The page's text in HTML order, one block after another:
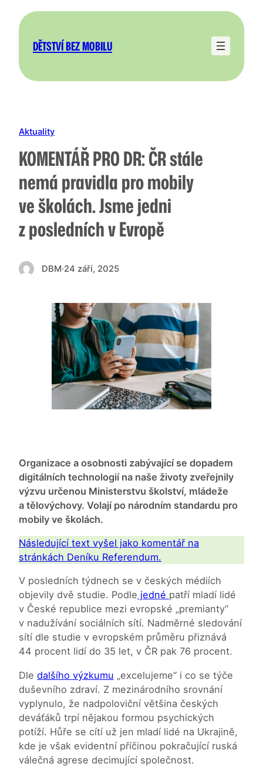
Přeskočit
DĚTSTVÍ BEZ MOBILU
Aktuality
KOMENTÁŘ PRO DR: ČR stále
nemá pravidla pro mobily
ve školách. Jsme jedni
z posledních v Evropě
DBM·24 září, 2025
Organizace a osobnosti zabývající se dopadem
digitálních technologií na naše životy zveřejnily
výzvu určenou Ministerstvu školství, mládeže
a tělovýchovy. Volají po národním standardu pro
mobily ve školách.
Následující text vyšel jako komentář na
stránkách Deníku Referendum.
V posledních týdnech se v českých médiích
objevily dvě studie. Podle jedné patří mladí lidé
v České republice mezi evropské „premianty“
v nadužívání sociálních sítí. Nadměrné sledování
sítí dle studie v evropském průměru přiznává
44 procent lidí do 35 let, v ČR pak 76 procent.
Dle dalšího výzkumu „excelujeme“ i co se týče
duševního zdraví. Z mezinárodního srovnání
vyplynulo, že nadpoloviční většina českých
deváťáků trpí nějakou formou psychických
potíží. Hůře se cítí už jen mladí lidé na Ukrajině,
kde je však evidentní příčinou pokračující ruská
válečná agrese decimující společnost.